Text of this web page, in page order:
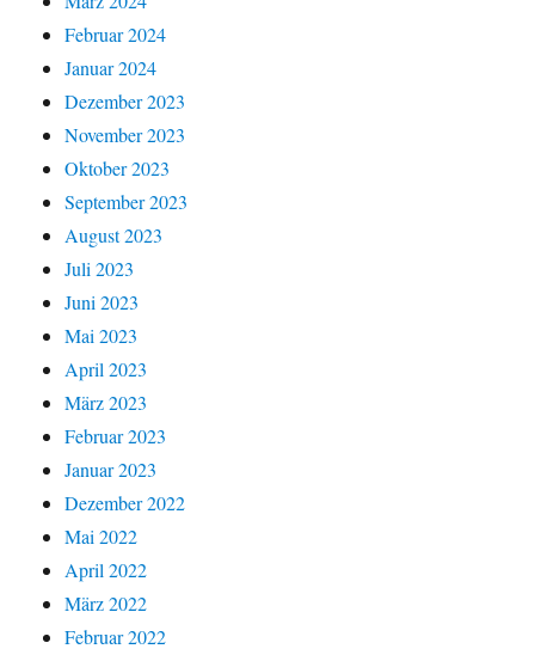
Februar 2024
Januar 2024
Dezember 2023
November 2023
Oktober 2023
September 2023
August 2023
Juli 2023
Juni 2023
Mai 2023
April 2023
März 2023
Februar 2023
Januar 2023
Dezember 2022
Mai 2022
April 2022
März 2022
Februar 2022